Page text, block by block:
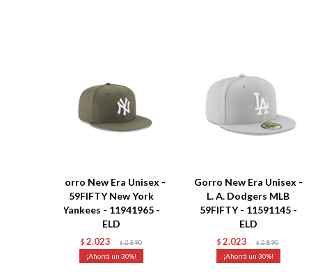
Gorro New Era Unisex -
59FIFTY New York
Yankees - 11941965 -
ELD
$ 2.023 $ 2.890
30
Gorro New Era Unisex -
L. A. Dodgers MLB
59FIFTY - 11591145 -
ELD
$ 2.023 $ 2.890
30